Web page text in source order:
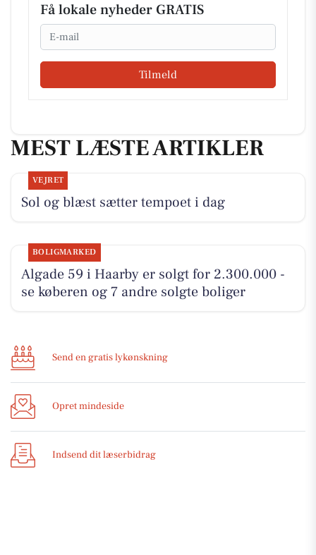
Få lokale nyheder GRATIS
Email
Tilmeld
MEST LÆSTE ARTIKLER
VEJRET
Sol og blæst sætter tempoet i dag
BOLIGMARKED
Algade 59 i Haarby er solgt for 2.300.000 -
se køberen og 7 andre solgte boliger
Send en gratis lykønskning
Opret mindeside
Indsend dit læserbidrag